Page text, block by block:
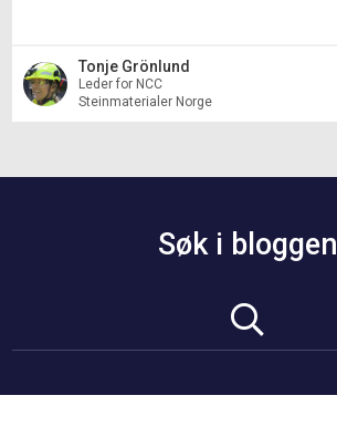
Tonje Grönlund
Leder for NCC
Steinmaterialer Norge
Søk i bloggen